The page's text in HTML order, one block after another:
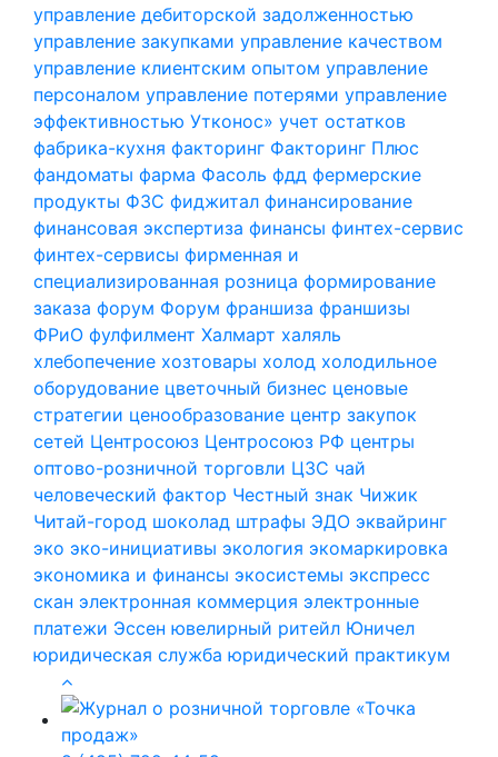
управление дебиторской задолженностью
управление закупками управление качеством
управление клиентским опытом управление
персоналом управление потерями управление
эффективностью Утконос» учет остатков
фабрика-кухня факторинг Факторинг Плюс
фандоматы фарма Фасоль фдд фермерские
продукты ФЗС фиджитал финансирование
финансовая экспертиза финансы финтех-сервис
финтех-сервисы фирменная и
специализированная розница формирование
заказа форум Форум франшиза франшизы
ФРиО фулфилмент Халмарт халяль
хлебопечение хозтовары холод холодильное
оборудование цветочный бизнес ценовые
стратегии ценообразование центр закупок
сетей Центросоюз Центросоюз РФ центры
оптово-розничной торговли ЦЗС чай
человеческий фактор Честный знак Чижик
Читай-город шоколад штрафы ЭДО эквайринг
эко эко-инициативы экология экомаркировка
экономика и финансы экосистемы экспресс
скан электронная коммерция электронные
платежи Эссен ювелирный ритейл Юничел
юридическая служба юридический практикум